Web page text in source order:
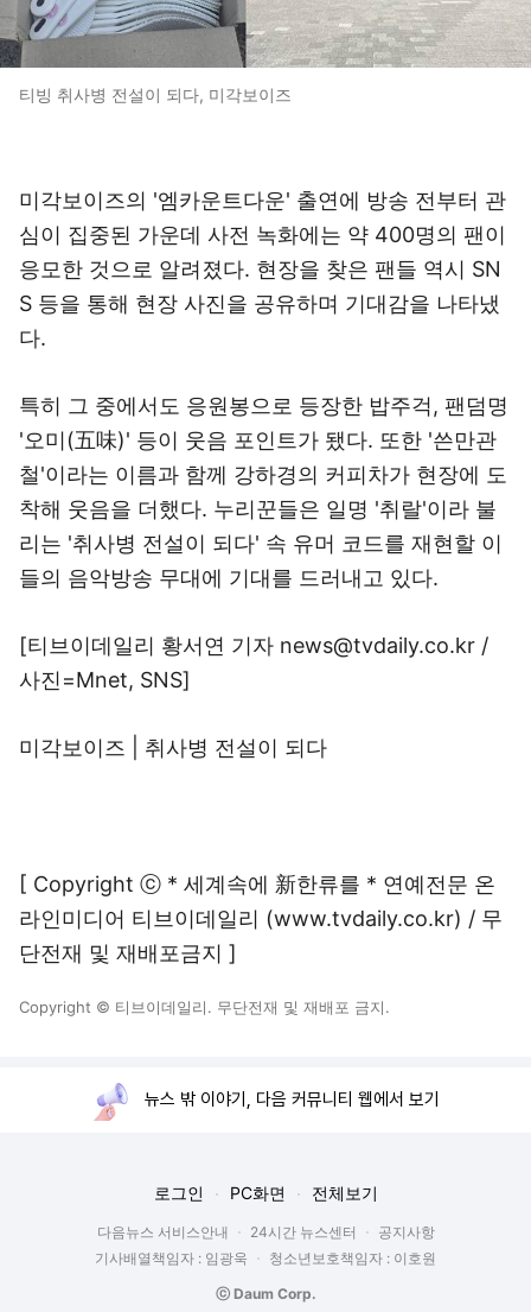
티빙 취사병 전설이 되다, 미각보이즈
미각보이즈의 '엠카운트다운' 출연에 방송 전부터 관
심이 집중된 가운데 사전 녹화에는 약 400명의 팬이
응모한 것으로 알려졌다. 현장을 찾은 팬들 역시 SN
S 등을 통해 현장 사진을 공유하며 기대감을 나타냈
다.
특히 그 중에서도 응원봉으로 등장한 밥주걱, 팬덤명
'오미(五味)' 등이 웃음 포인트가 됐다. 또한 '쓴만관
철'이라는 이름과 함께 강하경의 커피차가 현장에 도
착해 웃음을 더했다. 누리꾼들은 일명 '취랄'이라 불
리는 '취사병 전설이 되다' 속 유머 코드를 재현할 이
들의 음악방송 무대에 기대를 드러내고 있다.
[티브이데일리 황서연 기자 news@tvdaily.co.kr /
사진=Mnet, SNS]
미각보이즈 취사병 전설이 되다
[ Copyright ⓒ * 세계속에 新한류를 * 연예전문 온
라인미디어 티브이데일리 (www.tvdaily.co.kr) / 무
단전재 및 재배포금지 ]
Copyright © 티브이데일리. 무단전재 및 재배포 금지.
뉴스 밖 이야기, 다음 커뮤니티 웹에서 보기
로그인 PC화면 전체보기
다음뉴스 서비스안내 24시간 뉴스센터
공지사항
기사배열책임자 : 임광욱
청소년보호책임자 : 이호원
ⓒ Daum Corp.